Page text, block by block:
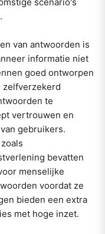
van antwoorden is
informatie niet
goed ontworpen
zelfverzekerd
te
vertrouwen en
gebruikers.
bevatten
menselijke
voordat ze
bieden een extra
met hoge inzet.